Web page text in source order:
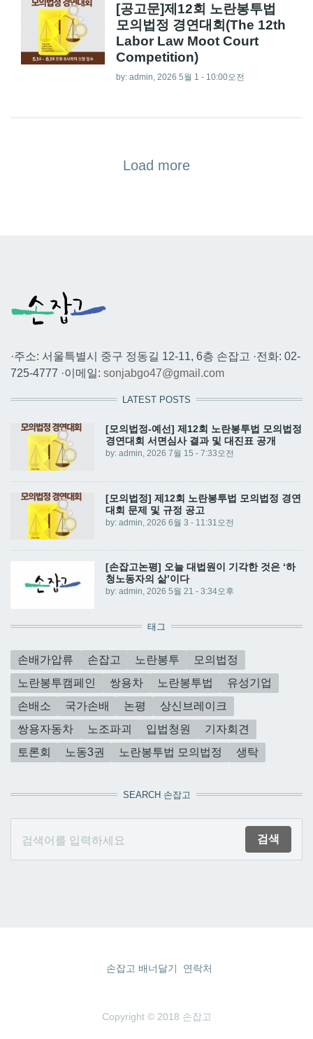
[공고문]제12회 노란봉투법
모의법정 경연대회(The 12th
Labor Law Moot Court
Competition)
by: admin , 2026 5월 1 - 10:00오전
Load more
·주소: 서울특별시 중구 정동길 12-11, 6층 손잡고 ·전화: 02-
725-4777 ·이메일: sonjabgo47@gmail.com
LATEST POSTS
[모의법정-예선] 제12회 노란봉투법 모의법정
경연대회 서면심사 결과 및 대진표 공개
by: admin, 2026 7월 15 - 7:33오전
[모의법정] 제12회 노란봉투법 모의법정 경연
대회 문제 및 규정 공고
by: admin , 2026 6월 3 - 11:31오전
[손잡고논평] 오늘 대법원이 기각한 것은 ‘하
청노동자의 삶’이다
by: admin, 2026 5월 21 - 3:34오후
태그
손배가압류 손잡고 노란봉투
모의법정
노란봉투캠페인
쌍용차 노란봉투법
유성기업
손배소
국가손배 논평
상신브레이크
쌍용자동차
노조파괴 입법청원
기자회견
토론회
노동3권 노란봉투법 모의법정 생탁
SEARCH 손잡고
Copyright © 2018 손잡고
손잡고 배너달기 연락처